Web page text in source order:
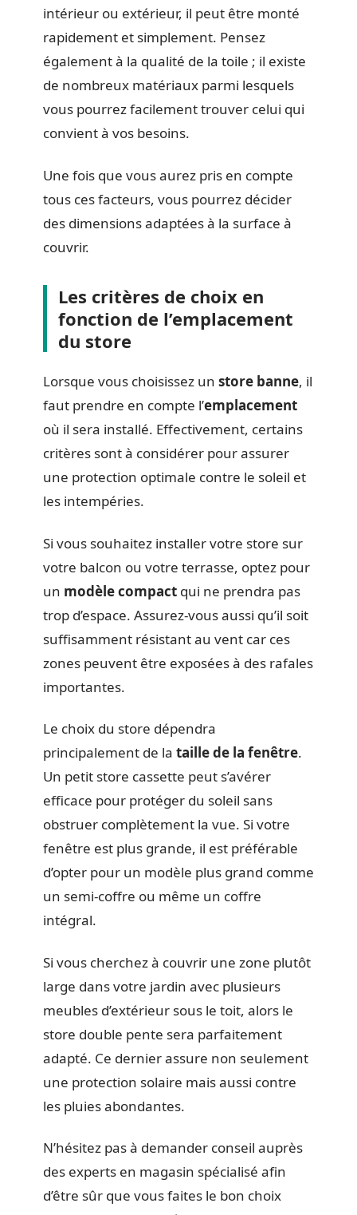
intérieur ou extérieur, il peut être monté
rapidement et simplement. Pensez
également à la qualité de la toile ; il existe
de nombreux matériaux parmi lesquels
vous pourrez facilement trouver celui qui
convient à vos besoins.
Une fois que vous aurez pris en compte
tous ces facteurs, vous pourrez décider
des dimensions adaptées à la surface à
couvrir.
Les critères de choix en
fonction de l’emplacement
du store
Lorsque vous choisissez un store banne, il
faut prendre en compte l’emplacement
où il sera installé. Effectivement, certains
critères sont à considérer pour assurer
une protection optimale contre le soleil et
les intempéries.
Si vous souhaitez installer votre store sur
votre balcon ou votre terrasse, optez pour
un modèle compact qui ne prendra pas
trop d’espace. Assurez-vous aussi qu’il soit
suffisamment résistant au vent car ces
zones peuvent être exposées à des rafales
importantes.
Le choix du store dépendra
principalement de la taille de la fenêtre.
Un petit store cassette peut s’avérer
efficace pour protéger du soleil sans
obstruer complètement la vue. Si votre
fenêtre est plus grande, il est préférable
d’opter pour un modèle plus grand comme
un semi-coffre ou même un coffre
intégral.
Si vous cherchez à couvrir une zone plutôt
large dans votre jardin avec plusieurs
meubles d’extérieur sous le toit, alors le
store double pente sera parfaitement
adapté. Ce dernier assure non seulement
une protection solaire mais aussi contre
les pluies abondantes.
N’hésitez pas à demander conseil auprès
des experts en magasin spécialisé afin
d’être sûr que vous faites le bon choix